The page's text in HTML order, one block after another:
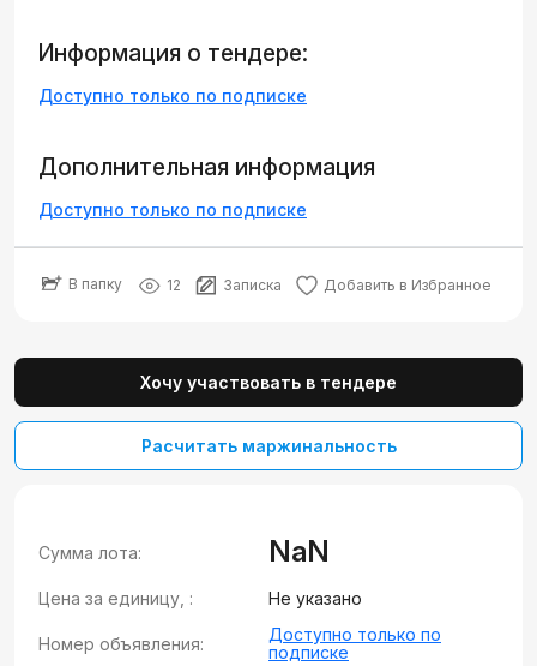
Информация о тендере:
Доступно только по подписке
Дополнительная информация
Доступно только по подписке
В папку 12 Записка Добавить в Избранное
Хочу участвовать в тендере
Расчитать маржинальность
Сумма лота: NaN
Цена за единицу, : Не указано
Номер объявления:
Доступно только по
подписке